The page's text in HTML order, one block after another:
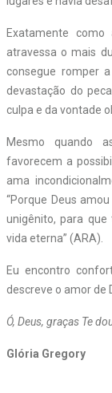
Exatamente
atravessa o mais
consegue romper
devastação do
culpa e da vontade
Mesmo quando
favorecem a
ama
“Porque Deus
unigênito, para
vida eterna” (ARA).
Eu encontro
descreve o amor de
Ó, Deus, graças Te
Glória Gregory